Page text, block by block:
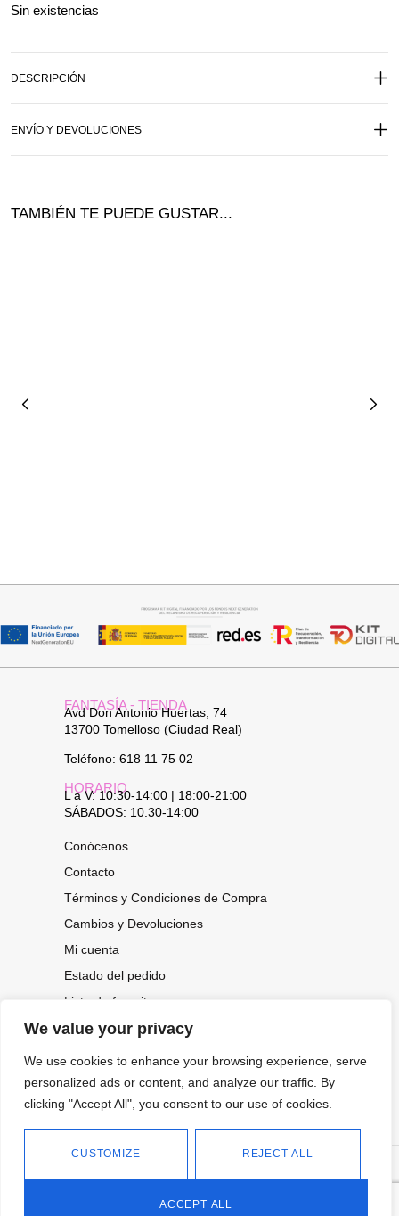
We value your privacy
We use cookies to enhance your browsing experience, serve
personalized ads or content, and analyze our traffic. By
clicking "Accept All", you consent to our use of cookies.
CUSTOMIZE REJECT ALL
ACCEPT ALL
Sin existencias
DESCRIPCIÓN
ENVÍO Y DEVOLUCIONES
TAMBIÉN TE PUEDE GUSTAR...
FANTASÍA - TIENDA
Avd Don Antonio Huertas, 74
13700 Tomelloso (Ciudad Real)
Teléfono: 618 11 75 02
HORARIO
L a V: 10:30-14:00 | 18:00-21:00
SÁBADOS: 10.30-14:00
Conócenos
Contacto
Términos y Condiciones de Compra
Cambios y Devoluciones
Mi cuenta
Estado del pedido
Lista de favoritos
CONOCE NUESTRAS NOVEDADES,
OFERTAS...
2026.